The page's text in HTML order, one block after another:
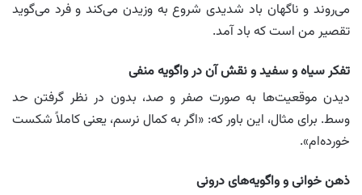
می‌روند و ناگهان باد شدیدی شروع به وزیدن می‌کند و فرد می‌گوید
تقصیر من است که باد آمد.
تفکر سیاه و سفید و نقش آن در واگویه منفی
دیدن موقعیت‌ها به صورت صفر و صد، بدون در نظر گرفتن حد
وسط. برای مثال، این باور که: «اگر به کمال نرسم، یعنی کاملاً شکست
خورده‌ام».
ذهن خوانی و واگویه‌های درونی